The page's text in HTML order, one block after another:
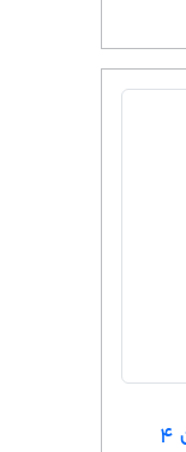
دوربین IP هایک ویژن 4